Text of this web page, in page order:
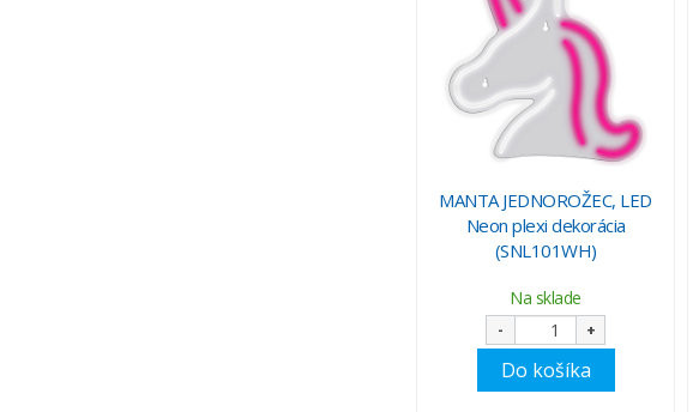
MANTA JEDNOROŽEC, LED
Neon plexi dekorácia
(SNL101WH)
Na sklade
- +
Do košíka